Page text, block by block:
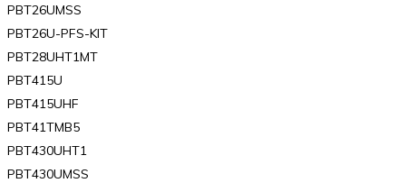
PBT26UMSS
PBT26U-PFS-KIT
PBT28UHT1MT
PBT415U
PBT415UHF
PBT41TMB5
PBT430UHT1
PBT430UMSS